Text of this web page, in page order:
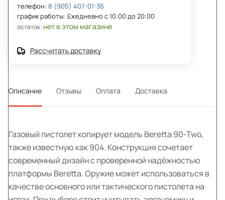
телефон: 8 (905) 407-01-36
график работы: Ежедневно с 10:00 до 20:00
остаток: нет в этом магазине
Рассчитать доставку
Описание Отзывы Оплата Доставка
Газовый пистолет копирует модель Beretta 90-Two,
также известную как 904. Конструкция сочетает
современный дизайн с проверенной надёжностью
платформы Beretta. Оружие может использоваться в
качестве основного или тактического пистолета на